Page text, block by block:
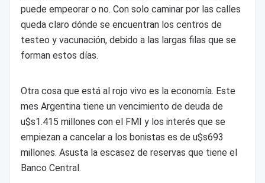
puede empeorar o no. Con solo caminar por las calles
queda claro dónde se encuentran los centros de
testeo y vacunación, debido a las largas filas que se
forman estos días.
Otra cosa que está al rojo vivo es la economía. Este
mes Argentina tiene un vencimiento de deuda de
u$s1.415 millones con el FMI y los interés que se
empiezan a cancelar a los bonistas es de u$s693
millones. Asusta la escasez de reservas que tiene el
Banco Central.